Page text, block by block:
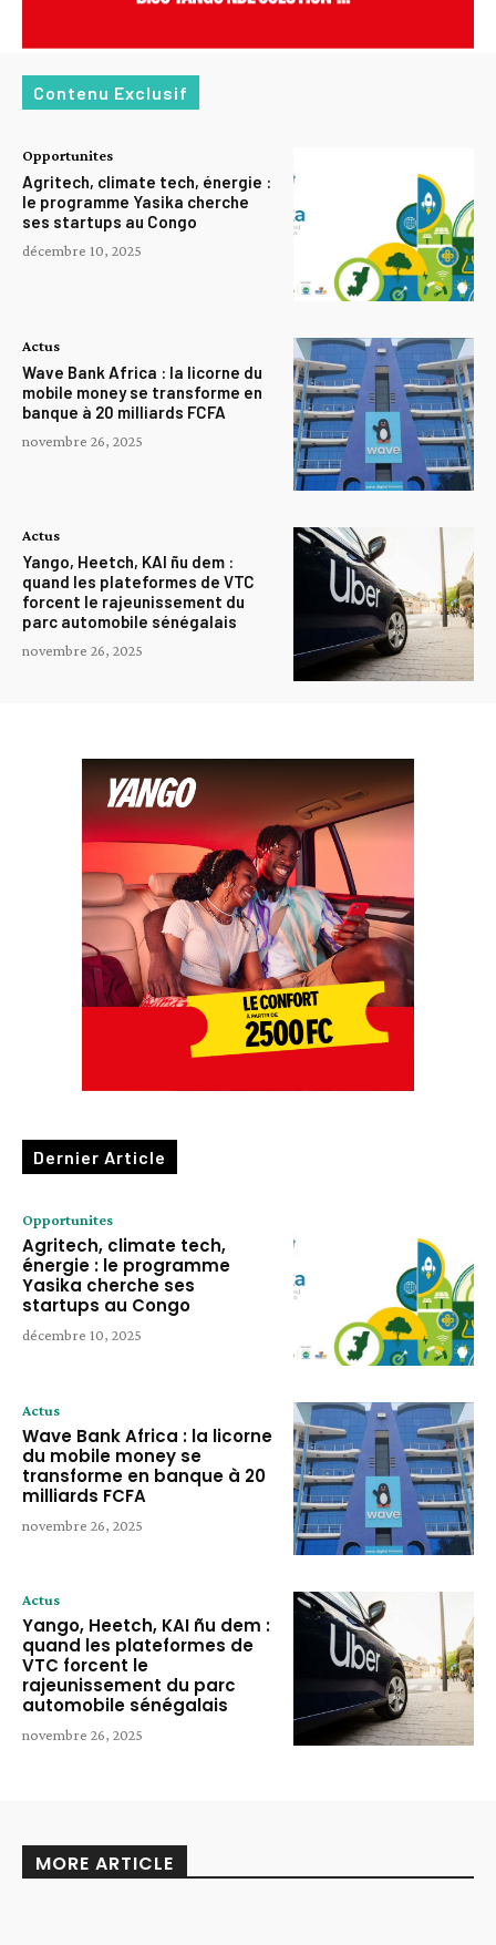
Contenu Exclusif
Opportunites
Agritech, climate tech, énergie :
le programme Yasika cherche
ses startups au Congo
décembre 10, 2025
Actus
Wave Bank Africa : la licorne du
mobile money se transforme en
banque à 20 milliards FCFA
novembre 26, 2025
Actus
Yango, Heetch, KAI ñu dem :
quand les plateformes de VTC
forcent le rajeunissement du
parc automobile sénégalais
novembre 26, 2025
Dernier Article
Opportunites
Agritech, climate tech,
énergie : le programme
Yasika cherche ses
startups au Congo
décembre 10, 2025
Actus
Wave Bank Africa : la licorne
du mobile money se
transforme en banque à 20
milliards FCFA
novembre 26, 2025
Actus
Yango, Heetch, KAI ñu dem :
quand les plateformes de
VTC forcent le
rajeunissement du parc
automobile sénégalais
novembre 26, 2025
MORE ARTICLE